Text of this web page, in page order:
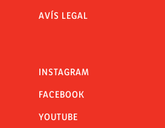
AVÍS LEGAL
INSTAGRAM
FACEBOOK
YOUTUBE